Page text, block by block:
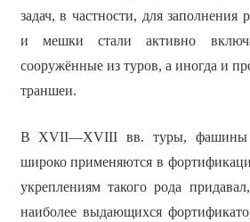
задач, в частности, для
и мешки стали активно
сооружённые из туров, а иногда и
траншеи.
В XVII—XVIII вв. туры, фашины
широко применяются в
укреплениям такого рода
наиболее выдающихся